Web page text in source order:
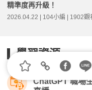
精準度再升級！
2026.04.22 | 104小編 | 1902觀
學習資源
ChatGPT 職場